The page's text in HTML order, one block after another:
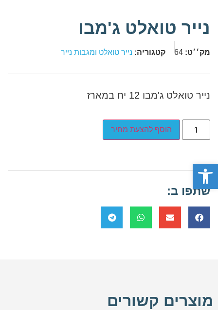
פתח סרגל נגישות
נייר טואלט ג'מבו
מק׳׳ט: 64 קטגוריה: נייר טואלט ומגבות נייר
נייר טואלט ג'מבו 12 יח במארז
הוסף להצעת מחיר
שתפו ב:
מוצרים קשורים